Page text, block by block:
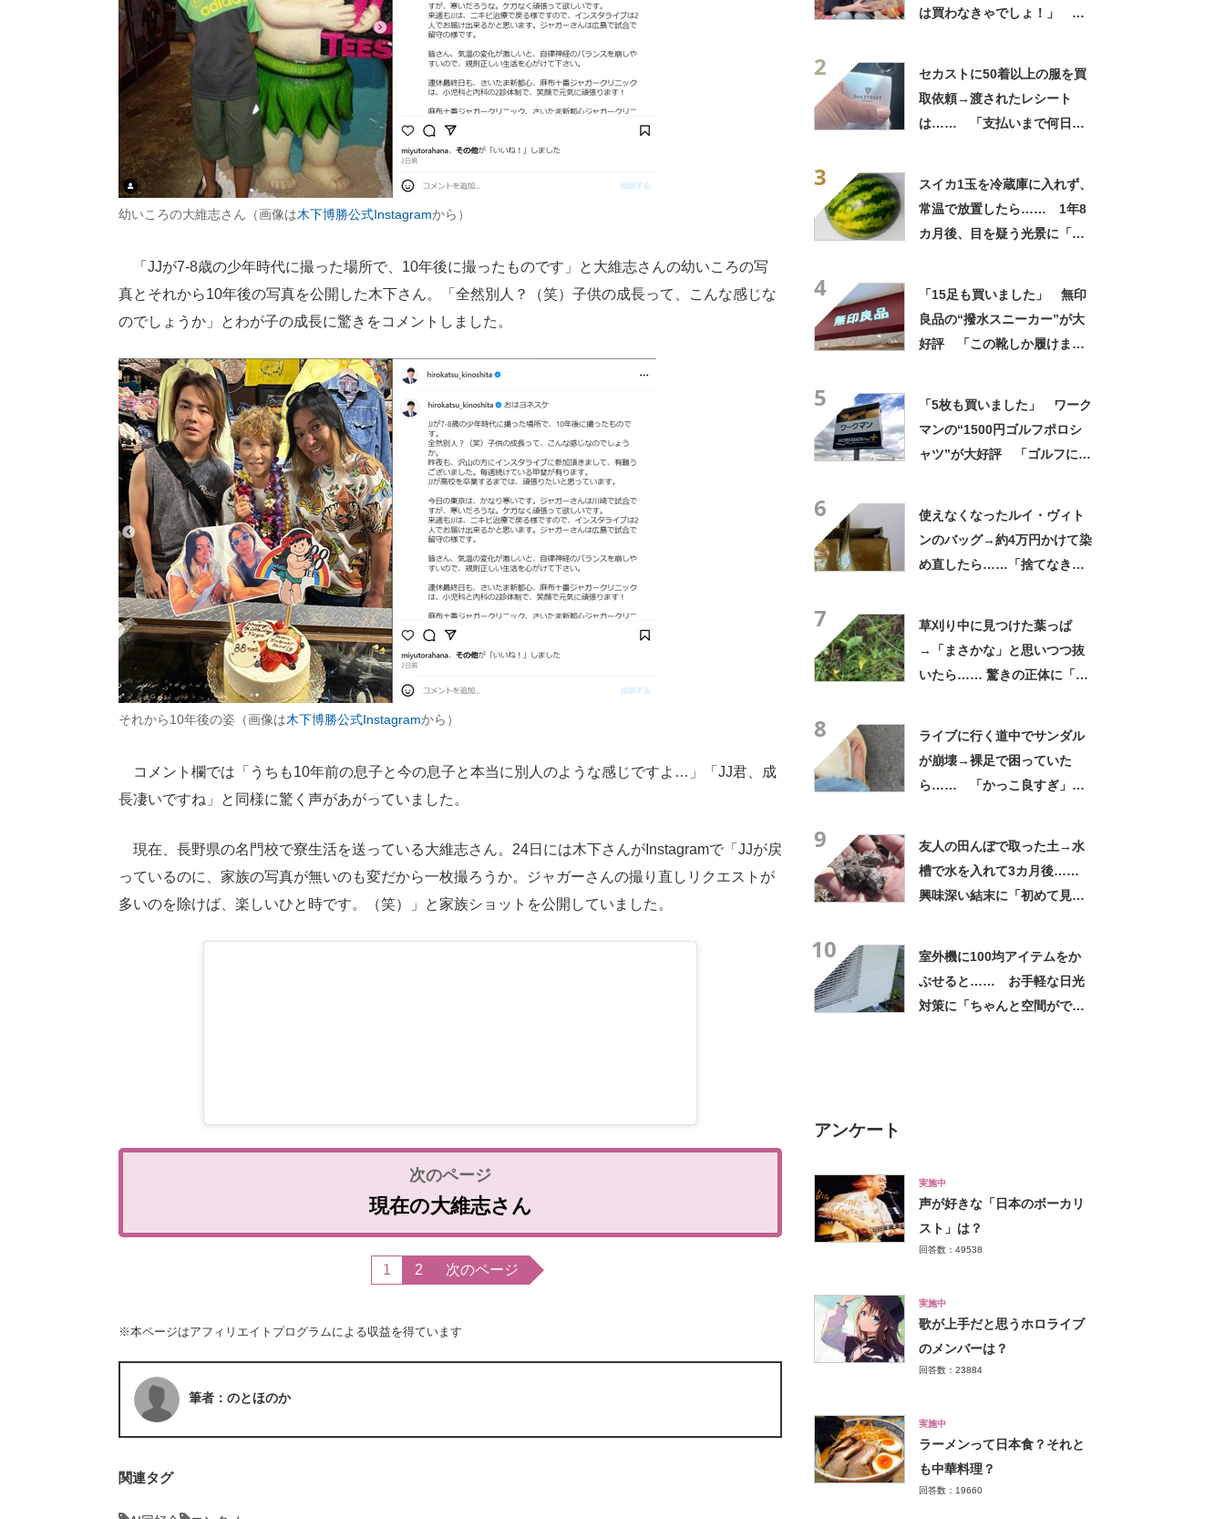
幼いころの大維志さん（画像は木下博勝公式Instagramから）
「JJが7-8歳の少年時代に撮った場所で、10年後に撮ったものです」と大維志さんの幼いころの写
真とそれから10年後の写真を公開した木下さん。「全然別人？（笑）子供の成長って、こんな感じな
のでしょうか」とわが子の成長に驚きをコメントしました。
それから10年後の姿（画像は木下博勝公式Instagramから）
コメント欄では「うちも10年前の息子と今の息子と本当に別人のような感じですよ…」「JJ君、成
長凄いですね」と同様に驚く声があがっていました。
現在、長野県の名門校で寮生活を送っている大維志さん。24日には木下さんがInstagramで「JJが戻
っているのに、家族の写真が無いのも変だから一枚撮ろうか。ジャガーさんの撮り直しリクエストが
多いのを除けば、楽しいひと時です。（笑）」と家族ショットを公開していました。
現在の大維志さん
1 2 次のページ
※本ページはアフィリエイトプログラムによる収益を得ています
筆者：のとほのか
関連タグ
は買わなきゃでしょ！」
2
セカストに50着以上の服を買
取依頼→渡されたレシート
は…… 「支払いまで何日か
3
スイカ1玉を冷蔵庫に入れず、
常温で放置したら…… 1年8
カ月後、目を疑う光景に「ヤ
4
「15足も買いました」 無印
良品の“撥水スニーカー”が大
好評 「この靴しか履けませ
5
「5枚も買いました」 ワーク
マンの“1500円ゴルフポロシ
ャツ”が大好評 「ゴルフにも
6
使えなくなったルイ・ヴィト
ンのバッグ→約4万円かけて染
め直したら……「捨てなきゃ
7
草刈り中に見つけた葉っぱ
→「まさかな」と思いつつ抜
いたら…… 驚きの正体に「お
8
ライブに行く道中でサンダル
が崩壊→裸足で困っていた
ら…… 「かっこ良すぎ」ま
9
友人の田んぼで取った土→水
槽で水を入れて3カ月後……
興味深い結末に「初めて見
10
室外機に100均アイテムをか
ぶせると…… お手軽な日光
対策に「ちゃんと空間ができ
アンケート
実施中
声が好きな「日本のボーカリ
スト」は？
回答数：49538
実施中
歌が上手だと思うホロライブ
のメンバーは？
回答数：23884
実施中
ラーメンって日本食？それと
も中華料理？
回答数：19660